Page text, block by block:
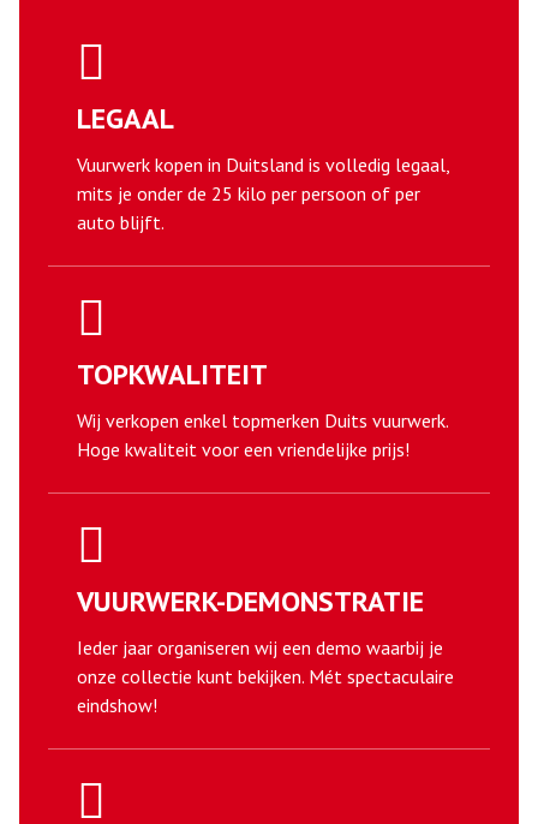
LEGAAL
Vuurwerk kopen in Duitsland is volledig legaal,
mits je onder de 25 kilo per persoon of per
auto blijft.
TOPKWALITEIT
Wij verkopen enkel topmerken Duits vuurwerk.
Hoge kwaliteit voor een vriendelijke prijs!
VUURWERK-DEMONSTRATIE
Ieder jaar organiseren wij een demo waarbij je
onze collectie kunt bekijken. Mét spectaculaire
eindshow!